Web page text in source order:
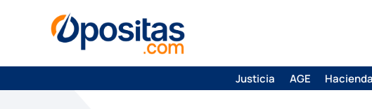
Justicia AGE Hacienda